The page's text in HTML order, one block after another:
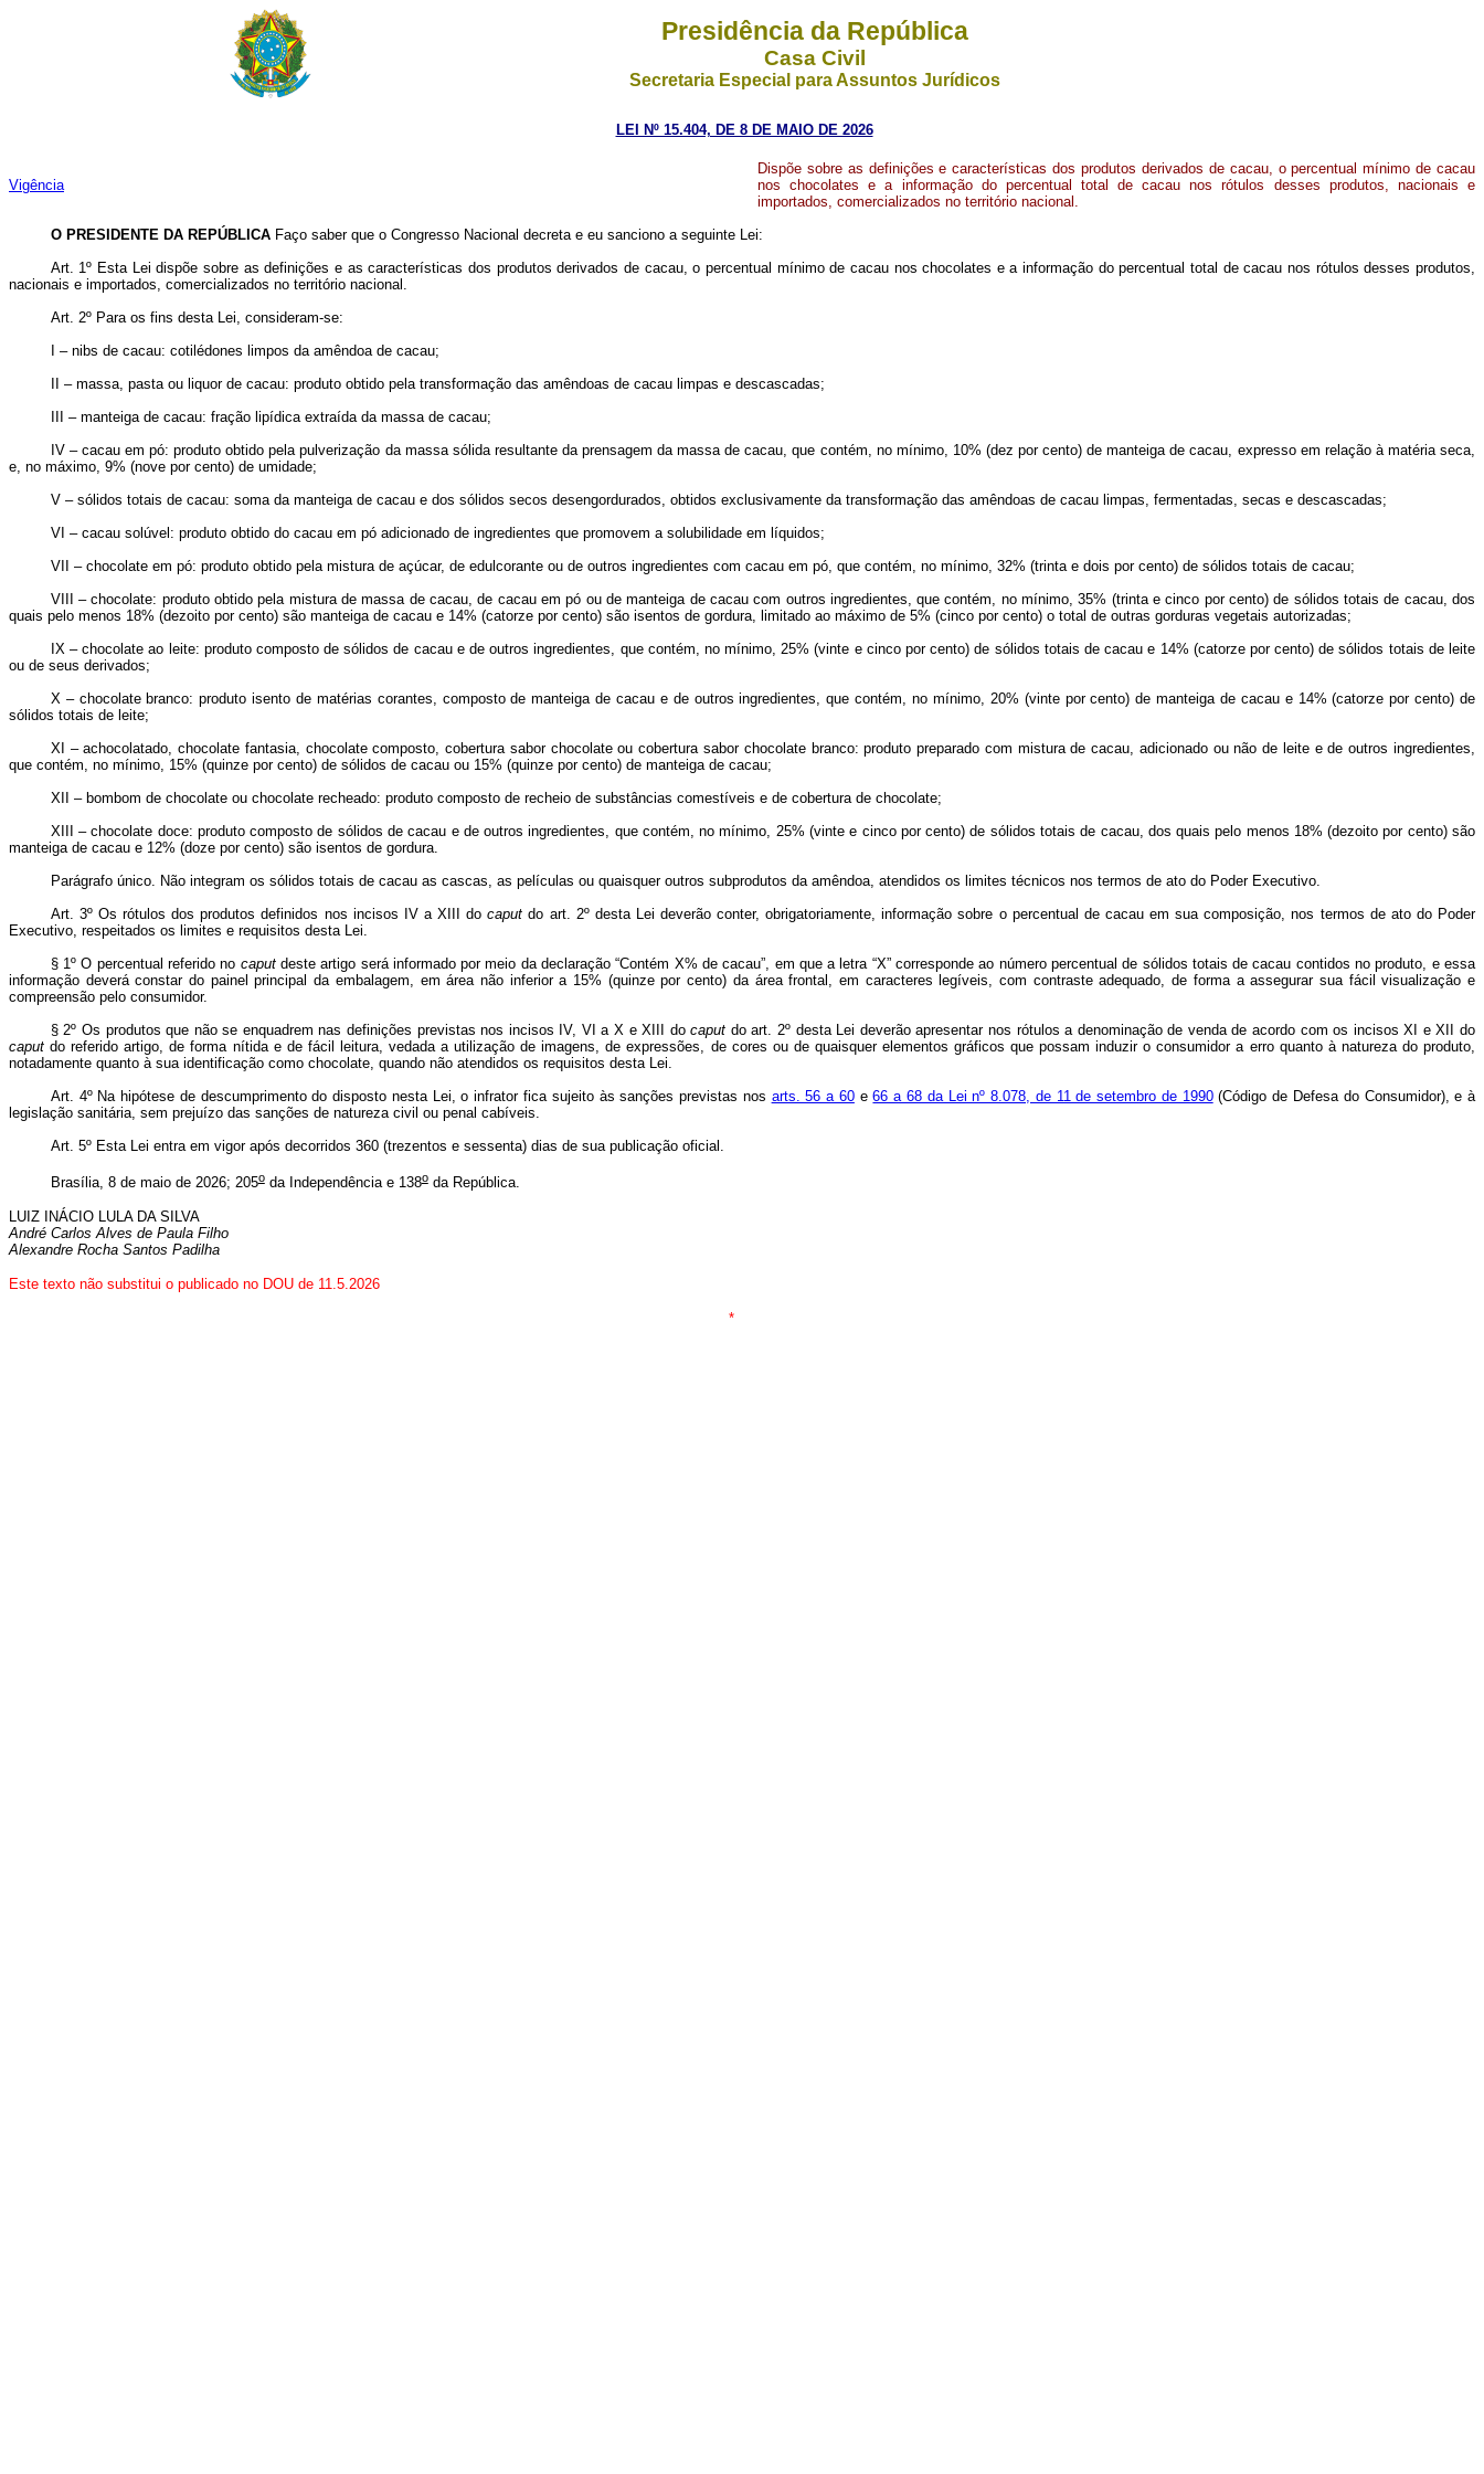
Presidência da República
Casa Civil
Secretaria Especial para Assuntos Jurídicos
LEI Nº 15.404, DE 8 DE MAIO DE 2026
Vigência
Dispõe sobre as definições e características dos produtos derivados de cacau, o percentual mínimo de cacau
nos chocolates e a informação do percentual total de cacau nos rótulos desses produtos, nacionais e
importados, comercializados no território nacional.
O PRESIDENTE DA REPÚBLICAFaço saber que o Congresso Nacional decreta e eu sanciono a seguinte Lei:
Art. 1º Esta Lei dispõe sobre as definições e as características dos produtos derivados de cacau, o percentual mínimo de cacau nos chocolates e a informação do percentual total de cacau nos rótulos desses produtos,
nacionais e importados, comercializados no território nacional.
Art. 2º Para os fins desta Lei, consideram-se:
I – nibs de cacau: cotilédones limpos da amêndoa de cacau;
II – massa, pasta ou liquor de cacau: produto obtido pela transformação das amêndoas de cacau limpas e descascadas;
III – manteiga de cacau: fração lipídica extraída da massa de cacau;
IV – cacau em pó: produto obtido pela pulverização da massa sólida resultante da prensagem da massa de cacau, que contém, no mínimo, 10% (dez por cento) de manteiga de cacau, expresso em relação à matéria seca,
e, no máximo, 9% (nove por cento) de umidade;
V – sólidos totais de cacau: soma da manteiga de cacau e dos sólidos secos desengordurados, obtidos exclusivamente da transformação das amêndoas de cacau limpas, fermentadas, secas e descascadas;
VI – cacau solúvel: produto obtido do cacau em pó adicionado de ingredientes que promovem a solubilidade em líquidos;
VII – chocolate em pó: produto obtido pela mistura de açúcar, de edulcorante ou de outros ingredientes com cacau em pó, que contém, no mínimo, 32% (trinta e dois por cento) de sólidos totais de cacau;
VIII – chocolate: produto obtido pela mistura de massa de cacau, de cacau em pó ou de manteiga de cacau com outros ingredientes, que contém, no mínimo, 35% (trinta e cinco por cento) de sólidos totais de cacau, dos
quais pelo menos 18% (dezoito por cento) são manteiga de cacau e 14% (catorze por cento) são isentos de gordura, limitado ao máximo de 5% (cinco por cento) o total de outras gorduras vegetais autorizadas;
IX – chocolate ao leite: produto composto de sólidos de cacau e de outros ingredientes, que contém, no mínimo, 25% (vinte e cinco por cento) de sólidos totais de cacau e 14% (catorze por cento) de sólidos totais de leite
ou de seus derivados;
X – chocolate branco: produto isento de matérias corantes, composto de manteiga de cacau e de outros ingredientes, que contém, no mínimo, 20% (vinte por cento) de manteiga de cacau e 14% (catorze por cento) de
sólidos totais de leite;
XI – achocolatado, chocolate fantasia, chocolate composto, cobertura sabor chocolate ou cobertura sabor chocolate branco: produto preparado com mistura de cacau, adicionado ou não de leite e de outros ingredientes,
que contém, no mínimo, 15% (quinze por cento) de sólidos de cacau ou 15% (quinze por cento) de manteiga de cacau;
XII – bombom de chocolate ou chocolate recheado: produto composto de recheio de substâncias comestíveis e de cobertura de chocolate;
XIII – chocolate doce: produto composto de sólidos de cacau e de outros ingredientes, que contém, no mínimo, 25% (vinte e cinco por cento) de sólidos totais de cacau, dos quais pelo menos 18% (dezoito por cento) são
manteiga de cacau e 12% (doze por cento) são isentos de gordura.
Parágrafo único. Não integram os sólidos totais de cacau as cascas, as películas ou quaisquer outros subprodutos da amêndoa, atendidos os limites técnicos nos termos de ato do Poder Executivo.
Art. 3º Os rótulos dos produtos definidos nos incisos IV a XIII docaput do art. 2º desta Lei deverão conter, obrigatoriamente, informação sobre o percentual de cacau em sua composição, nos termos de ato do Poder
Executivo, respeitados os limites e requisitos desta Lei.
§ 1º O percentual referido no caputdeste artigo será informado por meio da declaração “Contém X% de cacau”, em que a letra “X” corresponde ao número percentual de sólidos totais de cacau contidos no produto, e essa
informação deverá constar do painel principal da embalagem, em área não inferior a 15% (quinze por cento) da área frontal, em caracteres legíveis, com contraste adequado, de forma a assegurar sua fácil visualização e
compreensão pelo consumidor.
§ 2º Os produtos que não se enquadrem nas definições previstas nos incisos IV, VI a X e XIII docaput do art. 2º desta Lei deverão apresentar nos rótulos a denominação de venda de acordo com os incisos XI e XII do
caput do referido artigo, de forma nítida e de fácil leitura, vedada a utilização de imagens, de expressões, de cores ou de quaisquer elementos gráficos que possam induzir o consumidor a erro quanto à natureza do produto,
notadamente quanto à sua identificação como chocolate, quando não atendidos os requisitos desta Lei.
Art. 4º Na hipótese de descumprimento do disposto nesta Lei, o infrator fica sujeito às sanções previstas nos arts. 56 a 60e66 a 68 da Lei nº 8.078, de 11 de setembro de 1990(Código de Defesa do Consumidor), e à
legislação sanitária, sem prejuízo das sanções de natureza civil ou penal cabíveis.
Art. 5º Esta Lei entra em vigor após decorridos 360 (trezentos e sessenta) dias de sua publicação oficial .
Brasília, 8 de maio de 2026; 205oda Independência e 138oda República.
LUIZ INÁCIO LULA DA SILVA
André Carlos Alves de Paula Filho
Alexandre Rocha Santos Padilha
Este texto não substitui o publicado no DOU de 11.5.2026
*